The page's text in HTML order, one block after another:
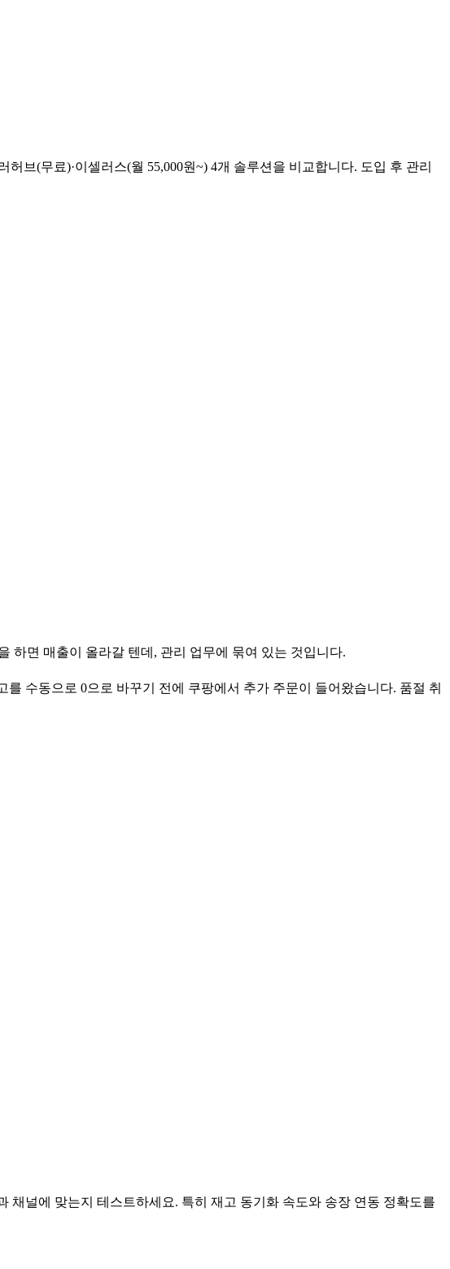
브(무료)·이셀러스(월 55,000원~) 4개 솔루션을 비교합니다. 도입 후 관리
하면 매출이 올라갈 텐데, 관리 업무에 묶여 있는 것입니다.
수동으로 0으로 바꾸기 전에 쿠팡에서 추가 주문이 들어왔습니다. 품절 취
채널에 맞는지 테스트하세요. 특히 재고 동기화 속도와 송장 연동 정확도를